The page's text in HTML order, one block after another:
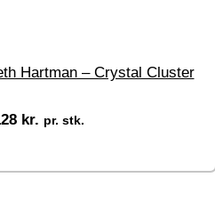
Hartman – Crystal Cluster
kr. pr. stk.